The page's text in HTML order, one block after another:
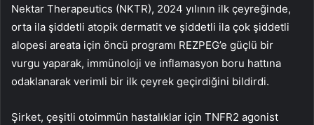
Nektar Therapeutics (NKTR), 2024 yılının ilk çeyreğinde,
orta ila şiddetli atopik dermatit ve şiddetli ila çok şiddetli
alopesi areata için öncü programı REZPEG’e güçlü bir
vurgu yaparak, immünoloji ve inflamasyon boru hattına
odaklanarak verimli bir ilk çeyrek geçirdiğini bildirdi.
Şirket, çeşitli otoimmün hastalıklar için TNFR2 agonist